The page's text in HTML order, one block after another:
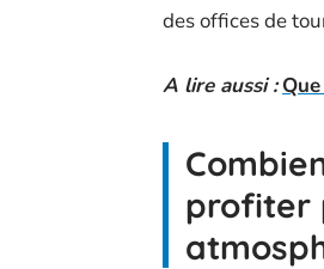
des offices de
A lire aussi :
profiter